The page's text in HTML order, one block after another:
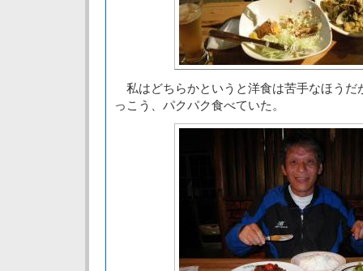
私はどちらかというと洋食は苦手なほうだ
っこう、パクパク食べていた。